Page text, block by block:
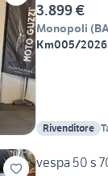
3.899 €
Monopoli (
Km005/2026
Rivenditore
vespa 50 s